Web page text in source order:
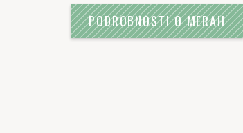
PODROBNOSTI O MERAH